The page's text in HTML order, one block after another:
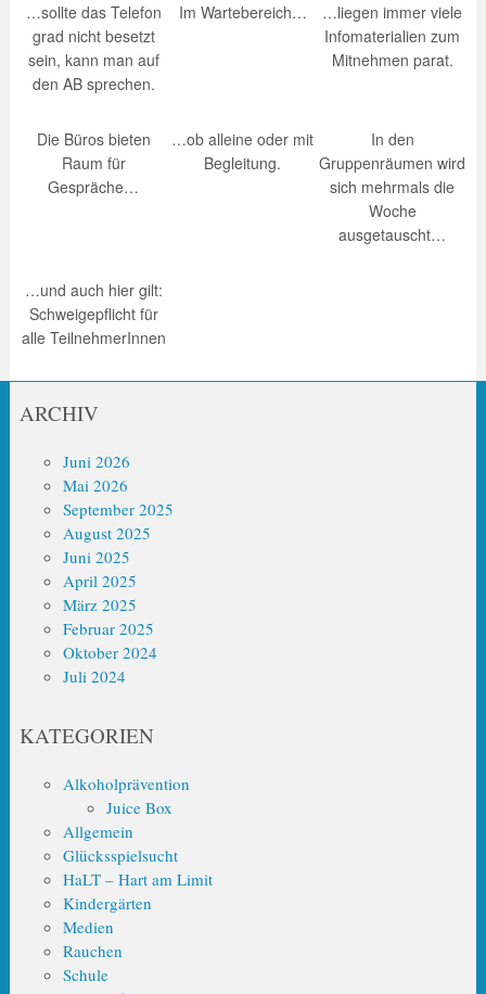
…sollte das Telefon
grad nicht besetzt
sein, kann man auf
den AB sprechen.
Im Wartebereich…
…liegen immer viele
Infomaterialien zum
Mitnehmen parat.
Die Büros bieten
Raum für
Gespräche…
…ob alleine oder mit
Begleitung.
In den
Gruppenräumen wird
sich mehrmals die
Woche
ausgetauscht…
…und auch hier gilt:
Schweigepflicht für
alle TeilnehmerInnen
ARCHIV
Juni 2026
Mai 2026
September 2025
August 2025
Juni 2025
April 2025
März 2025
Februar 2025
Oktober 2024
Juli 2024
KATEGORIEN
Alkoholprävention
Juice Box
Allgemein
Glücksspielsucht
HaLT – Hart am Limit
Kindergärten
Medien
Rauchen
Schule